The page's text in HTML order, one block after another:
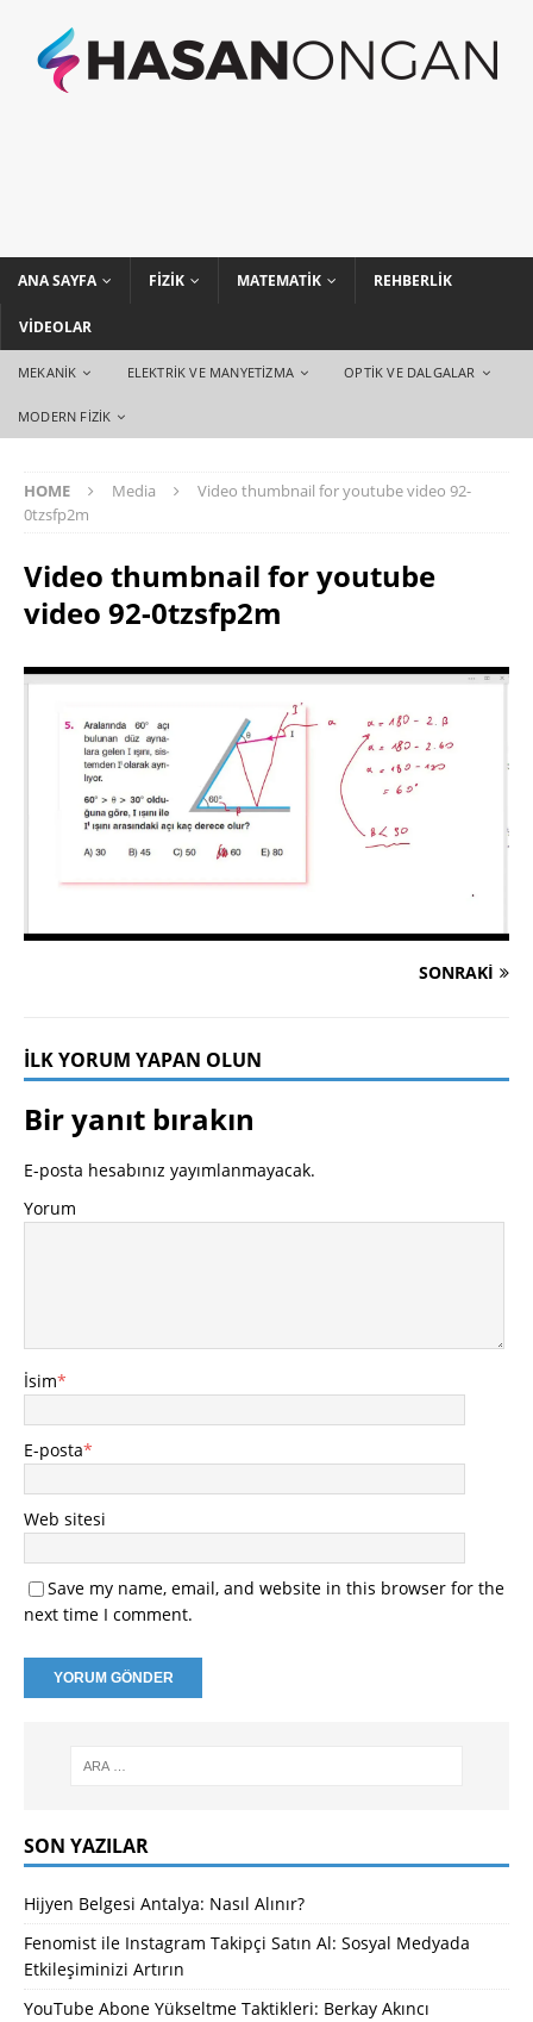
ANA SAYFA FIZIK MATEMATIK REHBERLIK
VIDEOLAR
MEKANIK ELEKTRIK VE MANYETIZMA OPTIK VE DALGALAR
MODERN FIZIK
HOME Media
Video thumbnail for youtube video 92-
0tzsfp2m
Video thumbnail for youtube
video 92-0tzsfp2m
SONRAKI
İLK YORUM YAPAN OLUN
Bir yanıt bırakın
E-posta hesabınız yayımlanmayacak.
Yorum
İsim*
E-posta*
Web sitesi
Save my name, email, and website in this browser for the
next time I comment.
SON YAZILAR
Hijyen Belgesi Antalya: Nasıl Alınır?
Fenomist ile Instagram Takipçi Satın Al: Sosyal Medyada
Etkileşiminizi Artırın
YouTube Abone Yükseltme Taktikleri: Berkay Akıncı